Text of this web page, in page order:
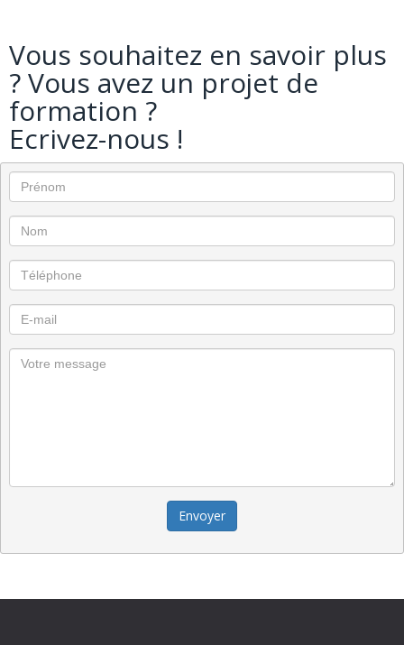
Vous souhaitez en savoir plus
? Vous avez un projet de
formation ?
Ecrivez-nous !
Envoyer